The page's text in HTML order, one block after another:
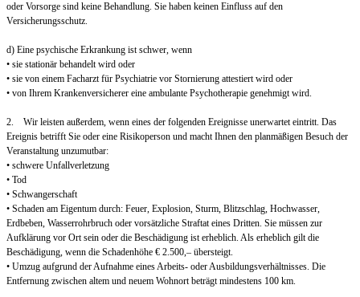
oder Vorsorge sind keine Behandlung. Sie haben keinen Einfluss auf den
Versicherungsschutz.
d) Eine psychische Erkrankung ist schwer, wenn
• sie stationär behandelt wird oder
• sie von einem Facharzt für Psychiatrie vor Stornierung attestiert wird oder
• von Ihrem Krankenversicherer eine ambulante Psychotherapie genehmigt wird.
2. Wir leisten außerdem, wenn eines der folgenden Ereignisse unerwartet eintritt. Das
Ereignis betrifft Sie oder eine Risikoperson und macht Ihnen den planmäßigen Besuch der
Veranstaltung unzumutbar:
• schwere Unfallverletzung
• Tod
• Schwangerschaft
• Schaden am Eigentum durch: Feuer, Explosion, Sturm, Blitzschlag, Hochwasser,
Erdbeben, Wasserrohrbruch oder vorsätzliche Straftat eines Dritten. Sie müssen zur
Aufklärung vor Ort sein oder die Beschädigung ist erheblich. Als erheblich gilt die
Beschädigung, wenn die Schadenhöhe € 2.500,– übersteigt.
• Umzug aufgrund der Aufnahme eines Arbeits- oder Ausbildungsverhältnisses. Die
Entfernung zwischen altem und neuem Wohnort beträgt mindestens 100 km.